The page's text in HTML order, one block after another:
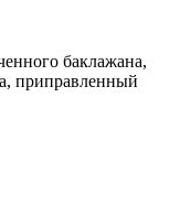
баклажана,
приправленный